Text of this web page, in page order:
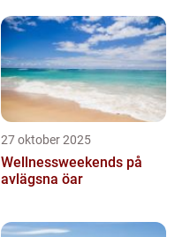
27 oktober 2025
Wellnessweekends på
avlägsna öar